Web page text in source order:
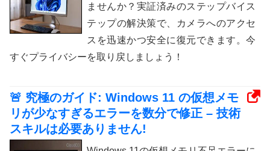
ませんか？実証済みのステップバイス
テップの解決策で、カメラへのアクセ
スを迅速かつ安全に復元できます。今
すぐプライバシーを取り戻しましょう！
🚨 究極のガイド: Windows 11 の仮想メモ
リが少なすぎるエラーを数分で修正 – 技術
スキルは必要ありません!